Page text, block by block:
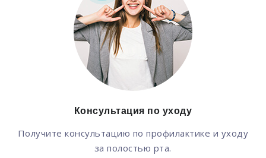
Консультация по уходу
Получите консультацию по профилактике и уходу
за полостью рта.